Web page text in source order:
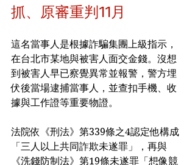
抓、原審重判11月
這名當事人是根據詐騙集團上級指示，
在台北市某地與被害人面交金錢。沒想
到被害人早已察覺異常並報警，警方埋
伏後當場逮捕當事人，並查扣手機、收
據與工作證等重要物證。
法院依《刑法》第339條之4認定他構成
「三人以上共同詐欺未遂罪」，再與
《洗錢防制法》第19條未遂罪「想像競